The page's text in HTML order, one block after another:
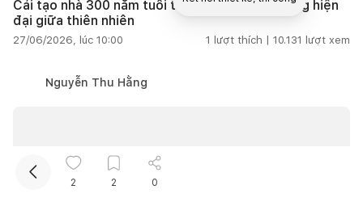
Cải tạo nhà 300 năm tuổi thành không gian sống hiện
đại giữa thiên nhiên
27/06/2026, lúc 10:00 1 lượt thích | 10.131 lượt xem
Nguyễn Thu Hằng
2 2 0
Mua sắm hoàn thiện nhà